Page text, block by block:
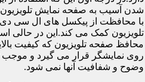
شدن آسیب به صفحه نمایش
با محافظت از پیکسل های ال سی
تلویزیون کمک می کند.این در حالی
محافظ صفحه تلویزیون که کیفیت
روی نمایشگر قرار می گیرد و موجب
وضوح و شفافیت آنها نمی شود.